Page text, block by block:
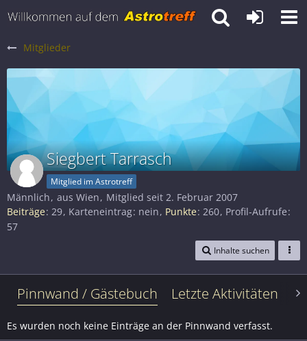
Mitglieder
Siegbert Tarrasch
Mitglied im Astrotreff
Männlich aus Wien
Mitglied seit 2. Februar 2007
Beiträge 29 Karteneintrag nein Punkte 260 Profil-Aufrufe
57
Inhalte suchen
Pinnwand / Gästebuch Letzte Aktivitäten
Es wurden noch keine Einträge an der Pinnwand verfasst.